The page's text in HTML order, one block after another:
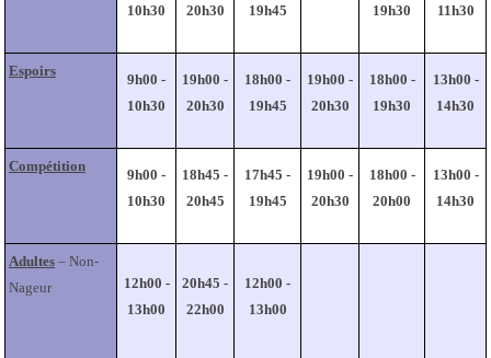
10h30
20h30
19h45
19h30
11h30
Espoirs
9h00 -
10h30
19h00 -
20h30
18h00 -
19h45
19h00 -
20h30
18h00 -
19h30
13h00 -
14h30
Compétition
9h00 -
10h30
18h45 -
20h45
17h45 -
19h45
19h00 -
20h30
18h00 -
20h00
13h00 -
14h30
Adultes – Non-
Nageur
12h00 -
13h00
20h45 -
22h00
12h00 -
13h00